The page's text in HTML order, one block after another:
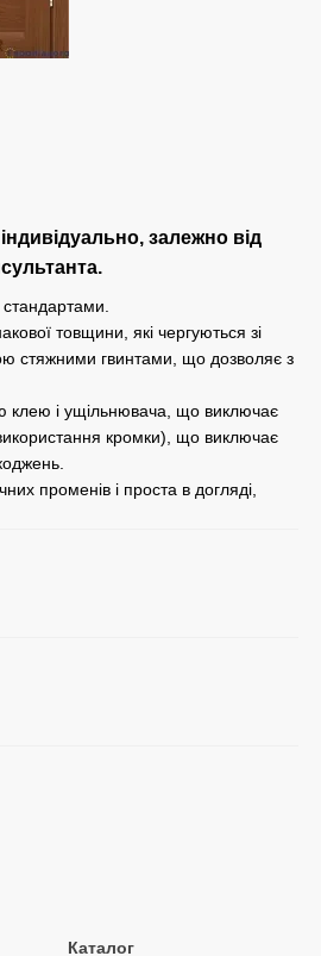
залежно від
товщини, які чергуються зі
стяжними гвинтами, що дозволяє з
клею і ущільнювача, що виключає
кромки), що виключає
променів і проста в догляді,
Каталог